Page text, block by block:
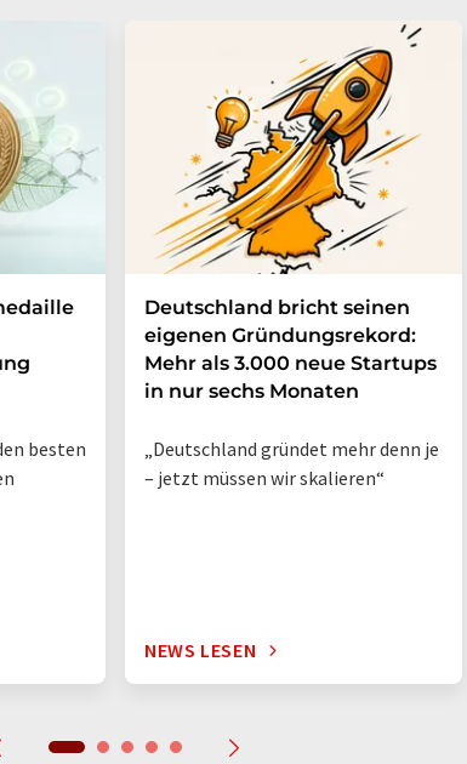
besten
Deutschland bricht seinen
eigenen Gründungsrekord:
Mehr als 3.000 neue Startups
in nur sechs Monaten
„Deutschland gründet mehr denn je
– jetzt müssen wir skalieren“
NEWS LESEN